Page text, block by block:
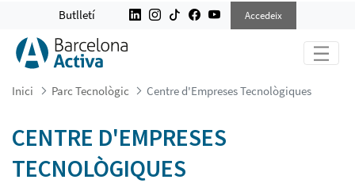
CENTRE D&#39;EMPRESES
Butlletí Accedeix
Inici Parc Tecnològic Centre d'Empreses Tecnològiques
CENTRE D'EMPRESES
TECNOLÒGIQUES